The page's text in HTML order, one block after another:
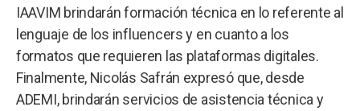
IAAVIM brindarán formación técnica en lo referente al
lenguaje de los influencers y en cuanto a los
formatos que requieren las plataformas digitales.
Finalmente, Nicolás Safrán expresó que, desde
ADEMI, brindarán servicios de asistencia técnica y